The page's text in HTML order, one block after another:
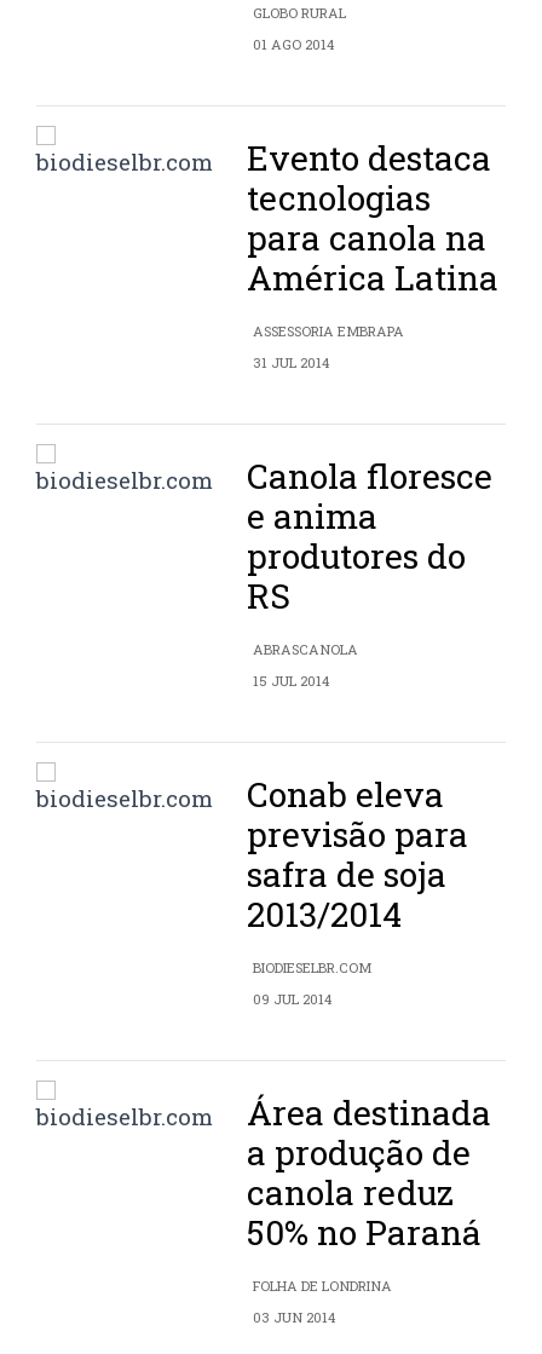
GLOBO RURAL
01 AGO 2014
Evento destaca
tecnologias
para canola na
América Latina
ASSESSORIA EMBRAPA
31 JUL 2014
Canola floresce
e anima
produtores do
RS
ABRASCANOLA
15 JUL 2014
Conab eleva
previsão para
safra de soja
2013/2014
BIODIESELBR.COM
09 JUL 2014
Área destinada
a produção de
canola reduz
50% no Paraná
FOLHA DE LONDRINA
03 JUN 2014